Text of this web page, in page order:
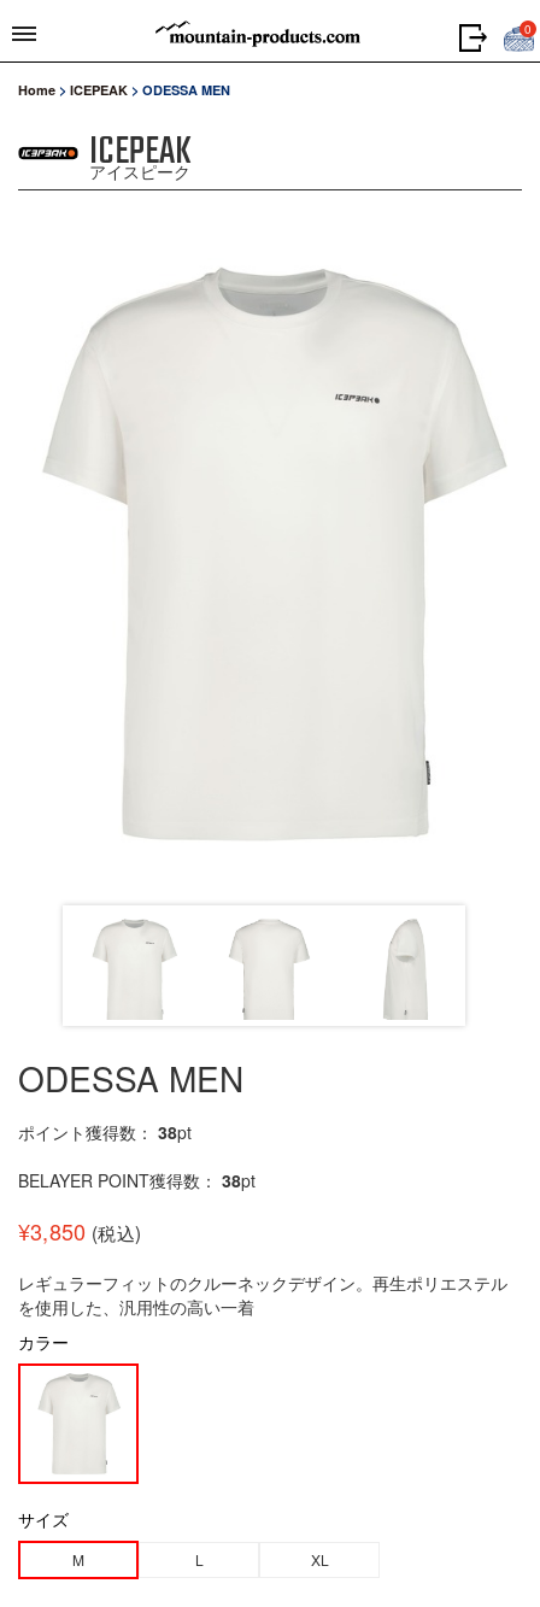
0
Home > ICEPEAK > ODESSA MEN
ICEPEAK
アイスピーク
ODESSA MEN
ポイント獲得数： 38pt
BELAYER POINT獲得数： 38pt
¥3,850 (税込)
レギュラーフィットのクルーネックデザイン。再生ポリエステル
を使用した、汎用性の高い一着
カラー
サイズ
M L XL